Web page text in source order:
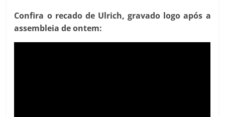
Confira o recado de Ulrich, gravado logo após a
assembleia de ontem: